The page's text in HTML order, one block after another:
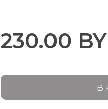
230.00
В